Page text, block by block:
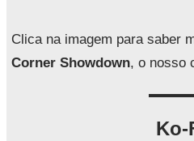
a
r
Clica na imagem para saber
Corner Showdown, o nosso
Ko-